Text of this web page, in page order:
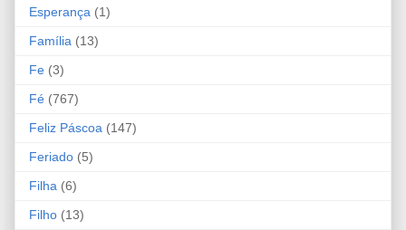
Esperança (1)
Família (13)
Fe (3)
Fé (767)
Feliz Páscoa (147)
Feriado (5)
Filha (6)
Filho (13)